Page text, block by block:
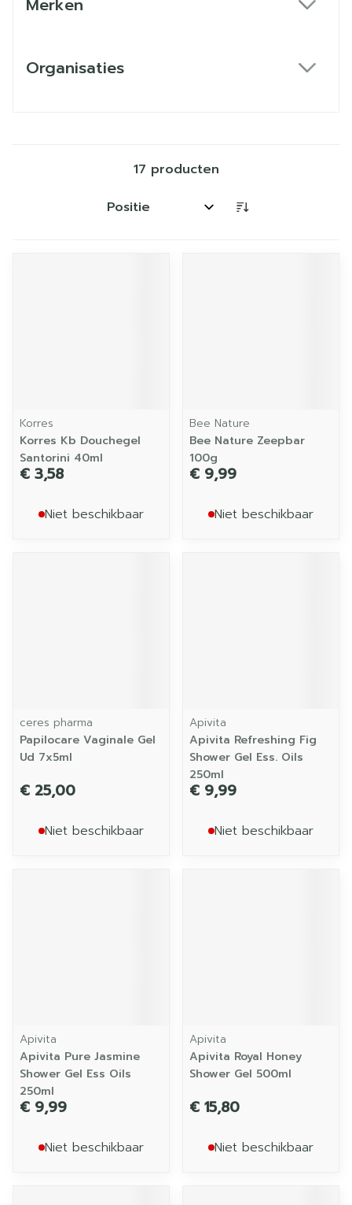
Merken
Organisaties
17 producten
Sorteer op:
Korres
Korres Kb Douchegel
Santorini 40ml
€ 3,58
Niet beschikbaar
Bee Nature
Bee Nature Zeepbar
100g
€ 9,99
Niet beschikbaar
ceres pharma
Papilocare Vaginale Gel
Ud 7x5ml
€ 25,00
Niet beschikbaar
Apivita
Apivita Refreshing Fig
Shower Gel Ess. Oils
250ml
€ 9,99
Niet beschikbaar
Apivita
Apivita Pure Jasmine
Shower Gel Ess Oils
250ml
€ 9,99
Niet beschikbaar
Apivita
Apivita Royal Honey
Shower Gel 500ml
€ 15,80
Niet beschikbaar